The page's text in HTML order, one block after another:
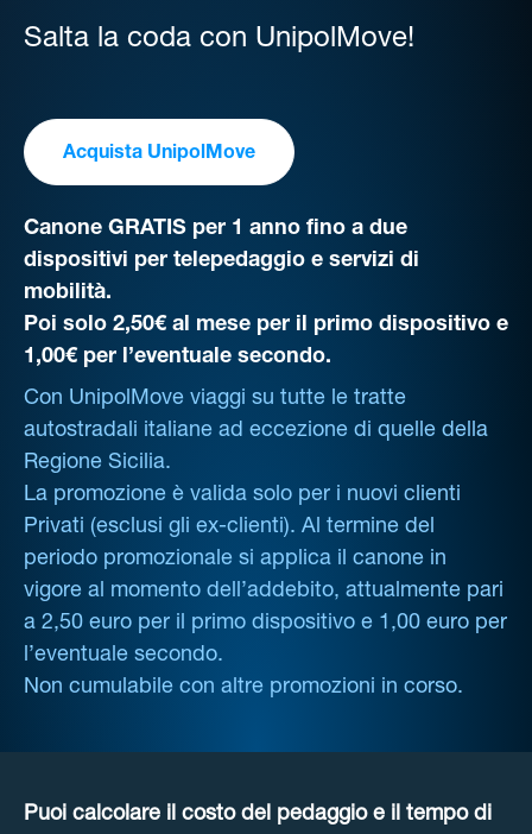
Salta la coda con UnipolMove!
Acquista UnipolMove
Canone GRATIS per 1 anno fino a due
dispositivi per telepedaggio e servizi di
mobilità.
Poi solo 2,50€ al mese per il primo dispositivo e
1,00€ per l’eventuale secondo.
Con UnipolMove viaggi su tutte le tratte
autostradali italiane ad eccezione di quelle della
Regione Sicilia.
La promozione è valida solo per i nuovi clienti
Privati (esclusi gli ex-clienti). Al termine del
periodo promozionale si applica il canone in
vigore al momento dell’addebito, attualmente pari
a 2,50 euro per il primo dispositivo e 1,00 euro per
l’eventuale secondo.
Non cumulabile con altre promozioni in corso.
Puoi calcolare il costo del pedaggio e il tempo di